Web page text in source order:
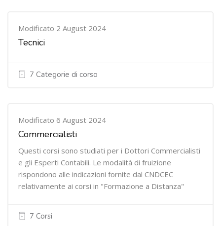
Modificato 2 August 2024
Tecnici
7 Categorie di corso
Modificato 6 August 2024
Commercialisti
Questi corsi sono studiati per i Dottori Commercialisti
e gli Esperti Contabili. Le modalità di fruizione
rispondono alle indicazioni fornite dal CNDCEC
relativamente ai corsi in "Formazione a Distanza"
7 Corsi